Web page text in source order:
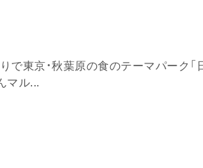
で東京・秋葉原の食のテーマパーク「
マル...